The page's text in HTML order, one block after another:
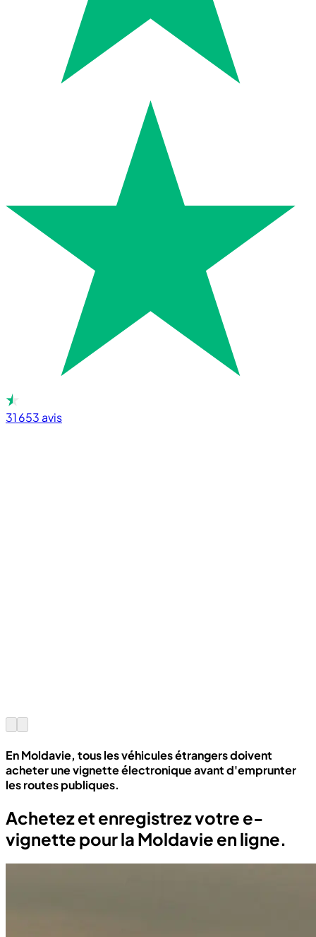
31 653 avis
En Moldavie, tous les véhicules étrangers doivent
acheter une vignette électronique avant d'emprunter
les routes publiques.
Achetez et enregistrez votre e-
vignette pour la Moldavie en ligne.